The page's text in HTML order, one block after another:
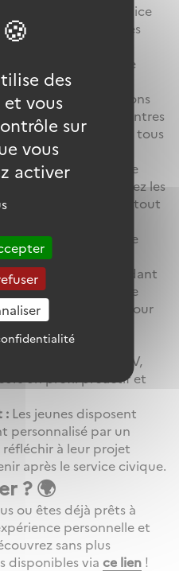
:
le service
de compétences
d'équipe et la
les jeunes à la vie
société :
Les missions
plusieurs rencontres
et profils de tous
sociétale :
Le service
moyen d’éveiller chez les
des enjeux sociétaux tout
citoyen.
en soi :
Une
également le
en soi, pendant
à mieux se
objectifs de vie pour
:Les expériences
enrichissent le CV,
un profil proactif et
:Les jeunes disposent
personnalisé par un
à leur projet
après le service civique.
? 🌍
ou êtes déjà prêts à
personnelle et
sans plus
disponibles via ce lien !
des
et vous
sur
vous
activer